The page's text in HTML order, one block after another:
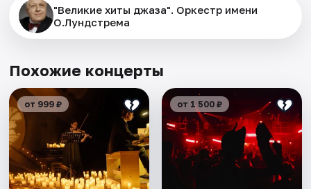
"Великие хиты джаза". Оркестр имени
О.Лундстрема
Похожие концерты
от 999 ₽ от 1 500 ₽